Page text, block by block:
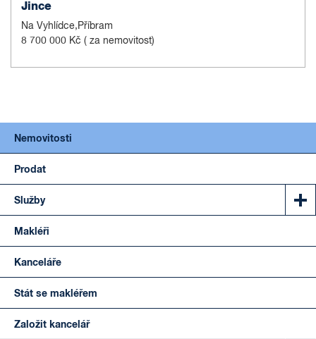
Jince
Na Vyhlídce,Příbram
8 700 000 Kč ( za nemovitost)
Nemovitosti
Prodat
Služby
Makléři
Kanceláře
Stát se makléřem
Založit kancelář